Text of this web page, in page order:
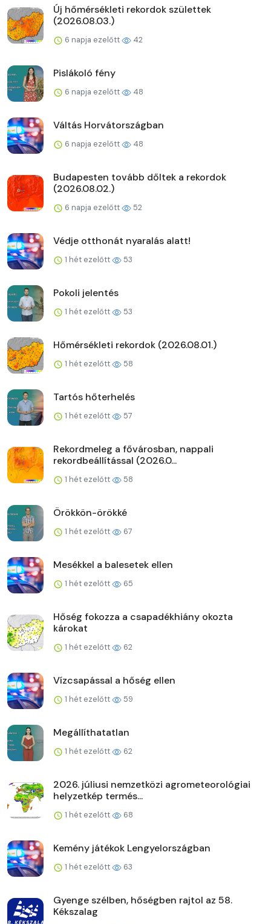
Új hőmérsékleti rekordok születtek
(2026.08.03.)
6 napja ezelőtt 42
Pislákoló fény
6 napja ezelőtt 48
Váltás Horvátországban
6 napja ezelőtt 48
Budapesten tovább dőltek a rekordok
(2026.08.02.)
6 napja ezelőtt 52
Védje otthonát nyaralás alatt!
1 hét ezelőtt 53
Pokoli jelentés
1 hét ezelőtt 53
Hőmérsékleti rekordok (2026.08.01.)
1 hét ezelőtt 58
Tartós hőterhelés
1 hét ezelőtt 57
Rekordmeleg a fővárosban, nappali
rekordbeállítással (2026.0...
1 hét ezelőtt 58
Örökkön-örökké
1 hét ezelőtt 67
Mesékkel a balesetek ellen
1 hét ezelőtt 65
Hőség fokozza a csapadékhiány okozta
károkat
1 hét ezelőtt 62
Vízcsapással a hőség ellen
1 hét ezelőtt 59
Megállíthatatlan
1 hét ezelőtt 62
2026. júliusi nemzetközi agrometeorológiai
helyzetkép termés...
1 hét ezelőtt 68
Kemény játékok Lengyelországban
1 hét ezelőtt 63
Gyenge szélben, hőségben rajtol az 58.
Kékszalag